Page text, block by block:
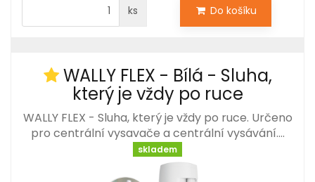
ks Do košíku
WALLY FLEX - Bílá - Sluha,
který je vždy po ruce
WALLY FLEX - Sluha, který je vždy po ruce. Určeno
pro centrální vysavače a centrální vysávání.…
skladem